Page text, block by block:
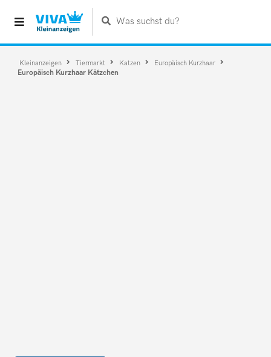
Was suchst du?
Kleinanzeigen Tiermarkt Katzen Europäisch Kurzhaar
Europäisch Kurzhaar Kätzchen